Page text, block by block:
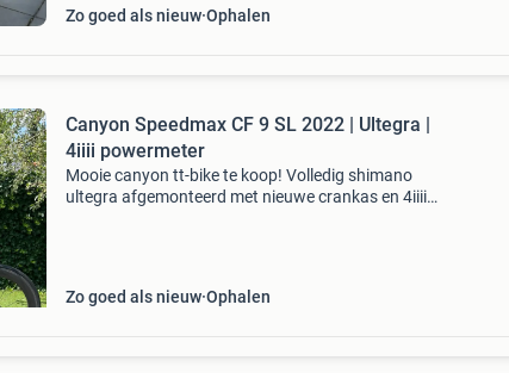
Zo goed als nieuw Ophalen
Canyon Speedmax CF 9 SL 2022 | Ultegra |
4iiii powermeter
Mooie canyon tt-bike te koop! Volledig shimano
ultegra afgemonteerd met nieuwe crankas en 4iiii
Zo goed als nieuw Ophalen